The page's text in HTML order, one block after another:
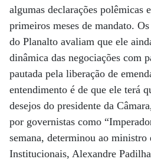
algumas declarações polêmicas
primeiros meses de mandato.
do Planalto avaliam que ele
dinâmica das negociações com
pautada pela liberação de
entendimento é de que ele terá
desejos do presidente da
por governistas como
semana, determinou ao ministro
Institucionais, Alexandre